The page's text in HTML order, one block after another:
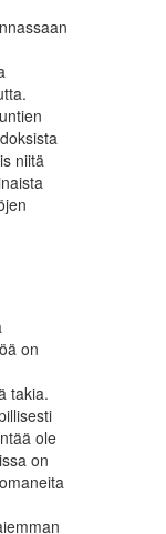
niitä
on
takia.
ole
on